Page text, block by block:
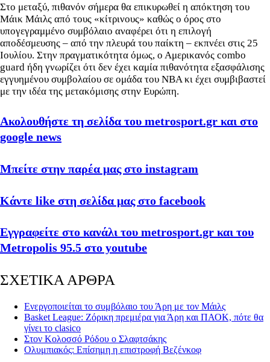
Στο μεταξύ, πιθανόν σήμερα θα επικυρωθεί η απόκτηση του
Μάικ Μάιλς από τους «κίτρινους» καθώς ο όρος στο
υπογεγραμμένο συμβόλαιο αναφέρει ότι η επιλογή
αποδέσμευσης – από την πλευρά του παίκτη – εκπνέει στις 25
Ιουλίου. Στην πραγματικότητα όμως, ο Αμερικανός combo
guard ήδη γνωρίζει ότι δεν έχει καμία πιθανότητα εξασφάλισης
εγγυημένου συμβολαίου σε ομάδα του ΝΒΑ κι έχει συμβιβαστεί
με την ιδέα της μετακόμισης στην Ευρώπη.
Ακολουθήστε τη σελίδα του metrosport.gr και στο
google news
Μπείτε στην παρέα μας στο instagram
Κάντε like στη σελίδα μας στο facebook
Εγγραφείτε στο κανάλι του metrosport.gr και του
Metropolis 95.5 στο youtube
ΣΧΕΤΙΚΑ ΑΡΘΡΑ
Ενεργοποιείται το συμβόλαιο του Άρη με τον Μάιλς
Basket League: Ζόρικη πρεμιέρα για Άρη και ΠΑΟΚ, πότε θα
γίνει το clasico
Στον Κολοσσό Ρόδου ο Σλαφτσάκης
Ολυμπιακός: Επίσημη η επιστροφή Βεζένκοφ